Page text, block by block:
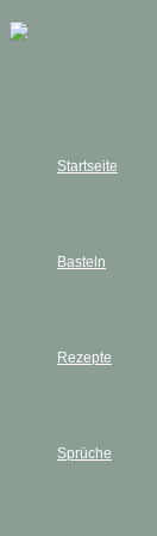
Zum
Startseite
Basteln
Rezepte
Sprüche